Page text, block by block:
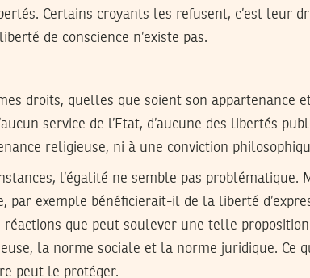
Certains croyants les refusent, c’est leur
de conscience n’existe pas.
droits, quelles que soient son appartenance
service de l’Etat, d’aucune des libertés
religieuse, ni à une conviction
l’égalité ne semble pas problématique.
par exemple bénéficierait-il de la liberté
réactions que peut soulever une telle
la norme sociale et la norme juridique. Ce
peut le protéger.